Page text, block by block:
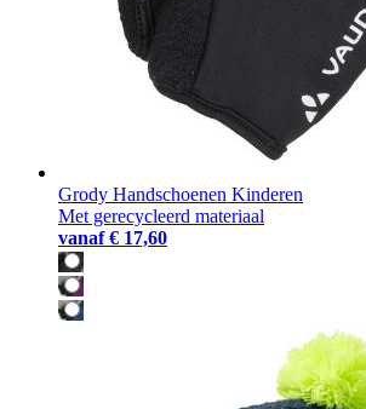
Grody Handschoenen Kinderen
Met gerecycleerd materiaal
vanaf € 17,60